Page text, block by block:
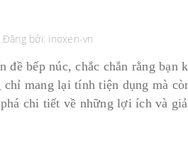
Đăng bởi: inoxen-vn
đề bếp núc, chắc chắn rằng
chỉ mang lại tính tiện dụng mà
chi tiết về những lợi ích và